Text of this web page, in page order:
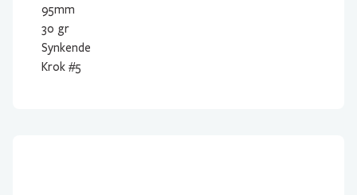
95mm
30 gr
Synkende
Krok #5